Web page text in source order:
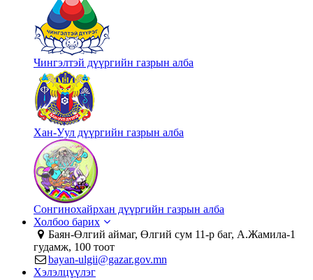
Чингэлтэй дүүргийн газрын алба
Хан-Уул дүүргийн газрын алба
Сонгинохайрхан дүүргийн газрын алба
Холбоо барих
Баян-Өлгий аймаг, Өлгий сум 11-р баг, А.Жамила-1
гудамж, 100 тоот
bayan-ulgii@gazar.gov.mn
Хэлэлцүүлэг